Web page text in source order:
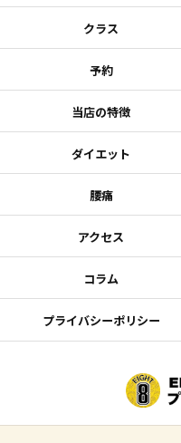
クラス
予約
当店の特徴
ダイエット
腰痛
アクセス
コラム
プライバシーポリシー